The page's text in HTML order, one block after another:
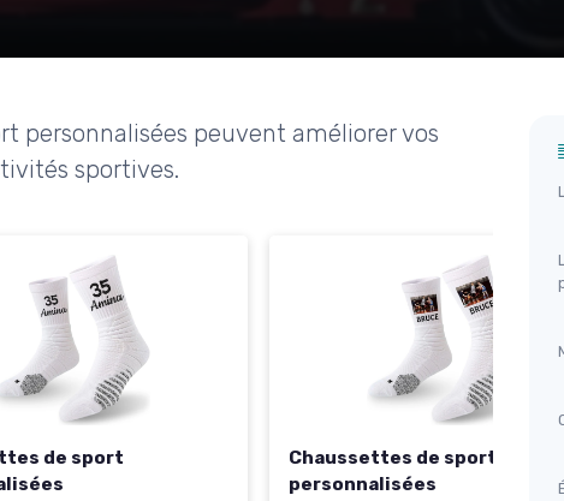
personnalisées peuvent améliorer vos
sportives.
de sport
Chaussettes de sport
personnalisées